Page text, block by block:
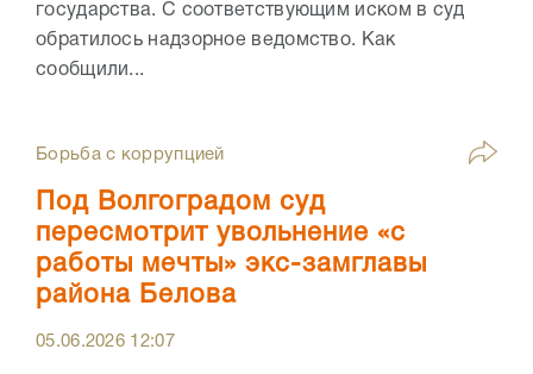
государства. С соответствующим иском в суд
обратилось надзорное ведомство. Как
сообщили...
Борьба с коррупцией
Под Волгоградом суд
пересмотрит увольнение «с
работы мечты» экс-замглавы
района Белова
05.06.2026 12:07